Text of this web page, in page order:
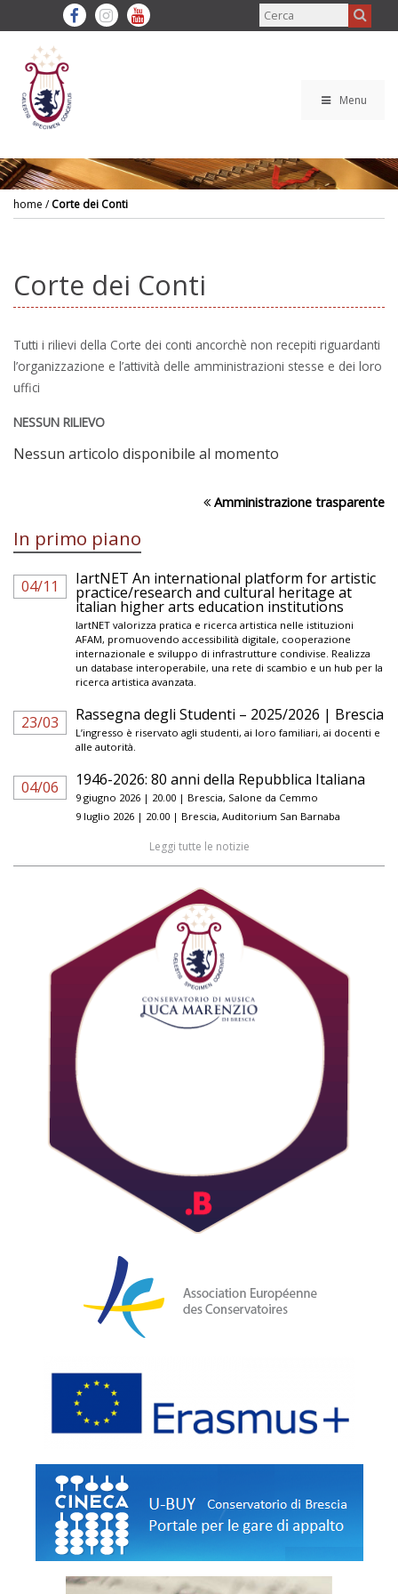
Menu
home /Corte dei Conti
Corte dei Conti
Tutti i rilievi della Corte dei conti ancorchè non recepiti riguardanti
l’organizzazione e l’attività delle amministrazioni stesse e dei loro
uffici
NESSUN RILIEVO
Nessun articolo disponibile al momento
Amministrazione trasparente
In primo piano
04/11 IartNET An international platform for artistic
practice/research and cultural heritage at
italian higher arts education institutions
IartNET valorizza pratica e ricerca artistica nelle istituzioni
AFAM, promuovendo accessibilità digitale, cooperazione
internazionale e sviluppo di infrastrutture condivise. Realizza
un database interoperabile, una rete di scambio e un hub per la
ricerca artistica avanzata.
23/03 Rassegna degli Studenti – 2025/2026 | Brescia
L’ingresso è riservato agli studenti, ai loro familiari, ai docenti e
alle autorità.
04/06 1946-2026: 80 anni della Repubblica Italiana
9 giugno 2026 | 20.00 | Brescia, Salone da Cemmo
9 luglio 2026 | 20.00 | Brescia, Auditorium San Barnaba
Leggi tutte le notizie